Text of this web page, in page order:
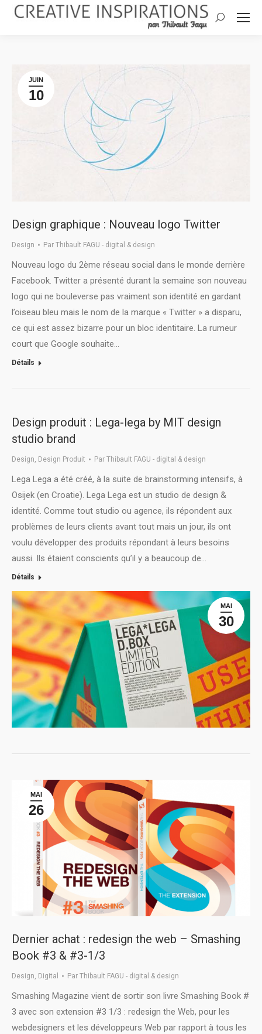
Search:
JUIN
10
Design graphique : Nouveau logo Twitter
Design Par Thibault FAGU - digital & design
Nouveau logo du 2ème réseau social dans le monde derrière
Facebook. Twitter a présenté durant la semaine son nouveau
logo qui ne bouleverse pas vraiment son identité en gardant
l’oiseau bleu mais le nom de la marque « Twitter » a disparu,
ce qui est assez bizarre pour un bloc identitaire. La rumeur
court que Google souhaite…
Détails
Design produit : Lega-lega by MIT design
studio brand
Design Design Produit Par Thibault FAGU - digital & design
Lega Lega a été créé, à la suite de brainstorming intensifs, à
Osijek (en Croatie). Lega Lega est un studio de design &
identité. Comme tout studio ou agence, ils répondent aux
problèmes de leurs clients avant tout mais un jour, ils ont
voulu développer des produits répondant à leurs besoins
aussi. Ils étaient conscients qu’il y a beaucoup de…
Détails
MAI
30
MAI
26
Dernier achat : redesign the web – Smashing
Book #3 & #3-1/3
Design, Digital Par Thibault FAGU - digital & design
Smashing Magazine vient de sortir son livre Smashing Book #
3 avec son extension #3 1/3 : redesign the Web, pour les
webdesigners et les développeurs Web par rapport à tous les